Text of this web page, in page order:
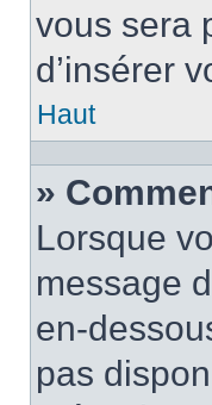
vous sera
d’insérer
Haut
»
Lorsque
message
en-
pas